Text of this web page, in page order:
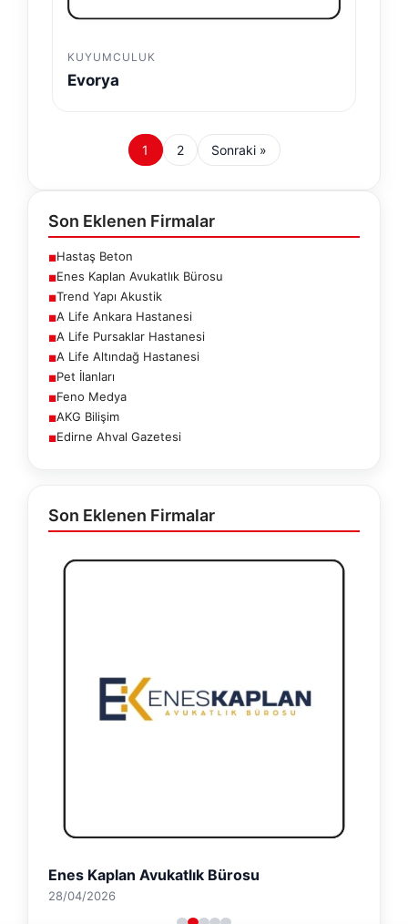
KUYUMCULUK
Evorya
1 2 Sonraki »
Son Eklenen Firmalar
■Hastaş Beton
■Enes Kaplan Avukatlık Bürosu
■Trend Yapı Akustik
■A Life Ankara Hastanesi
■A Life Pursaklar Hastanesi
■A Life Altındağ Hastanesi
■Pet İlanları
■Feno Medya
■AKG Bilişim
■Edirne Ahval Gazetesi
Son Eklenen Firmalar
Enes Kaplan Avukatlık Bürosu
28/04/2026